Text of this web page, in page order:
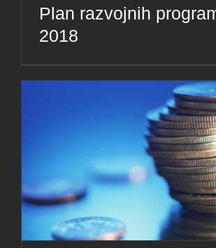
Plan razvojnih
2018